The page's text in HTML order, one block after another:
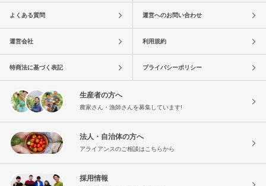
よくある質問 運営へのお問い合わせ
運営会社 利用規約
特商法に基づく表記 プライバシーポリシー
生産者の方へ
農家さん・漁師さんを募集しています!
法人・自治体の方へ
アライアンスのご相談はこちらから
採用情報